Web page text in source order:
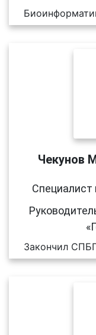
Чекунов
Специалист
Закончил